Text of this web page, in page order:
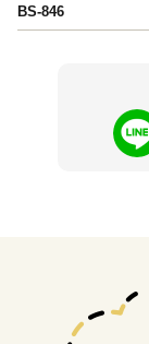
BS-846